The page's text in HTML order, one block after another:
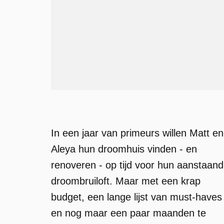
In een jaar van primeurs willen Matt en
Aleya hun droomhuis vinden - en
renoveren - op tijd voor hun
droombruiloft. Maar met een krap
budget, een lange lijst van must-haves
en nog maar een paar maanden te